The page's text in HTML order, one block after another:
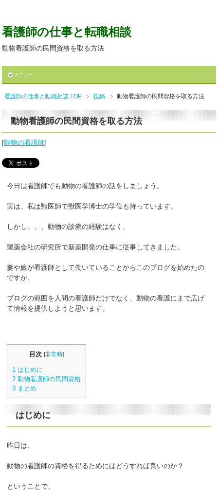
看護師の仕事と転職相談
動物看護師の民間資格を取る方法
メニュー
看護師の仕事と転職相談 TOP 投稿 動物看護師の民間資格を取る方法
動物看護師の民間資格を取る方法
[動物の看護師]
今日は看護師でも動物の看護師の話をしましょう。
実は、私は獣医師で獣医学博士の学位も持っています。
しかし、、、動物の診療の経験はなく、
製薬会社の研究所で新薬開発の仕事に従事してきました。
妻や娘が看護師として働いていることからこのブログを始めたの
ですが、
ブログの範囲を人間の看護師だけでなく、動物の看護にまで広げ
て情報を提供しようと思います。
目次 [非常時]
1 はじめに
2 動物看護師の民間資格
3 まとめ
はじめに
昨日は、
動物の看護師の資格を得るためにはどうすれば良いのか？
ということで、